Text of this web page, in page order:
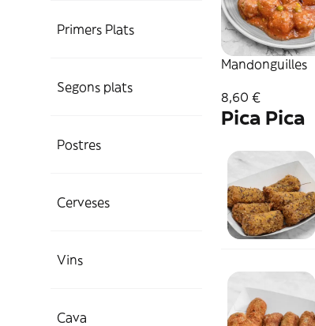
Primers Plats
Segons plats
Postres
Cerveses
Vins
Cava
Mandonguilles
8,60 €
Pica Pica